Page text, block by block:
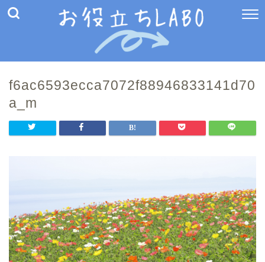
f6ac6593ecca7072f88946833141d70
a_m